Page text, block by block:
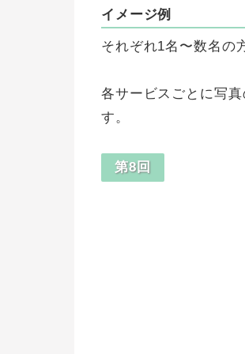
イメージ例
それぞれ1名〜数名の
各サービスごとに写
す。
第8回